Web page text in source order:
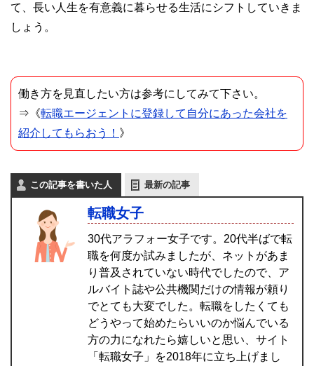
て、長い人生を有意義に暮らせる生活にシフトしていきま
しょう。
働き方を見直したい方は参考にしてみて下さい。
⇒《転職エージェントに登録して自分にあった会社を
紹介してもらおう！ 》
この記事を書いた人 最新の記事
転職女子
30代アラフォー女子です。20代半ばで転
職を何度か試みましたが、ネットがあま
り普及されていない時代でしたので、ア
ルバイト誌や公共機関だけの情報が頼り
でとても大変でした。転職をしたくても
どうやって始めたらいいのか悩んでいる
方の力になれたら嬉しいと思い、サイト
「転職女子」を2018年に立ち上げまし